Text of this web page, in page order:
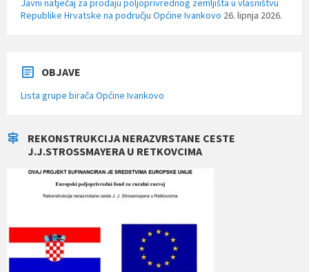
Javni natječaj za prodaju poljoprivrednog zemljišta u vlasništvu
Republike Hrvatske na području Općine Ivankovo 26. lipnja 2026.
OBJAVE
Lista grupe birača Općine Ivankovo
REKONSTRUKCIJA NERAZVRSTANE CESTE
J.J.STROSSMAYERA U RETKOVCIMA